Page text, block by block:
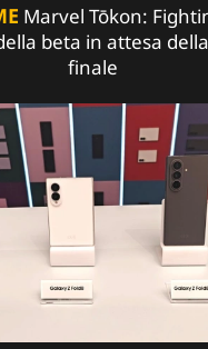
Marvel Tōkon:
beta in attesa
finale